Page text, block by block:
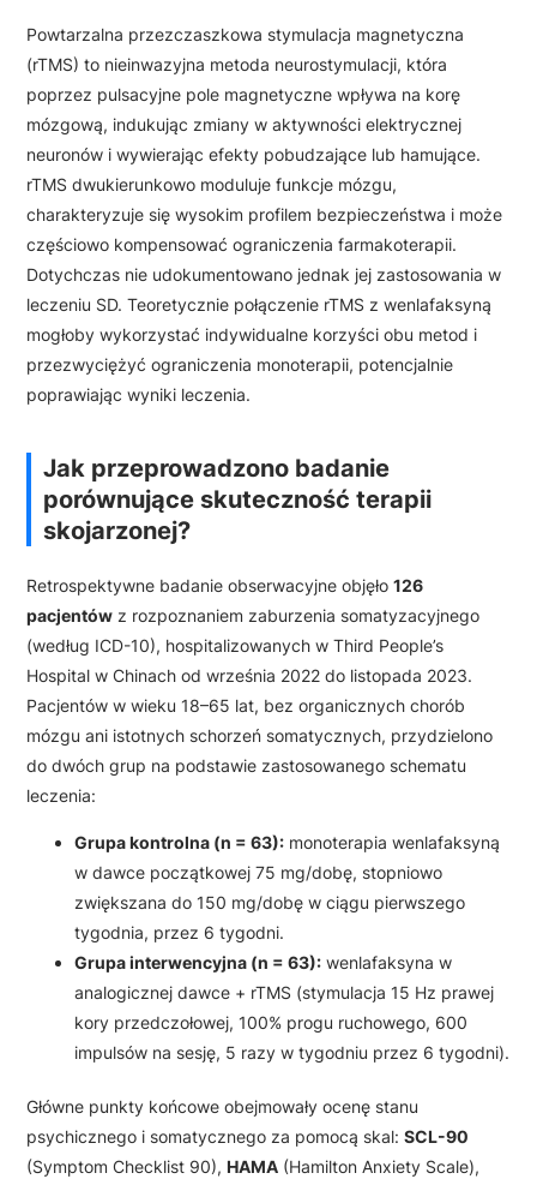
Powtarzalna przezczaszkowa stymulacja magnetyczna
(rTMS) to nieinwazyjna metoda neurostymulacji, która
poprzez pulsacyjne pole magnetyczne wpływa na korę
mózgową, indukując zmiany w aktywności elektrycznej
neuronów i wywierając efekty pobudzające lub hamujące.
rTMS dwukierunkowo moduluje funkcje mózgu,
charakteryzuje się wysokim profilem bezpieczeństwa i może
częściowo kompensować ograniczenia farmakoterapii.
Dotychczas nie udokumentowano jednak jej zastosowania w
leczeniu SD. Teoretycznie połączenie rTMS z wenlafaksyną
mogłoby wykorzystać indywidualne korzyści obu metod i
przezwyciężyć ograniczenia monoterapii, potencjalnie
poprawiając wyniki leczenia.
Jak przeprowadzono badanie
porównujące skuteczność terapii
skojarzonej?
Retrospektywne badanie obserwacyjne objęło 126
pacjentów z rozpoznaniem zaburzenia somatyzacyjnego
(według ICD-10), hospitalizowanych w Third People’s
Hospital w Chinach od września 2022 do listopada 2023.
Pacjentów w wieku 18–65 lat, bez organicznych chorób
mózgu ani istotnych schorzeń somatycznych, przydzielono
do dwóch grup na podstawie zastosowanego schematu
leczenia:
Grupa kontrolna (n = 63): monoterapia wenlafaksyną
w dawce początkowej 75 mg/dobę, stopniowo
zwiększana do 150 mg/dobę w ciągu pierwszego
tygodnia, przez 6 tygodni.
Grupa interwencyjna (n = 63): wenlafaksyna w
analogicznej dawce + rTMS (stymulacja 15 Hz prawej
kory przedczołowej, 100% progu ruchowego, 600
impulsów na sesję, 5 razy w tygodniu przez 6 tygodni).
Główne punkty końcowe obejmowały ocenę stanu
psychicznego i somatycznego za pomocą skal: SCL-90
(Symptom Checklist 90), HAMA (Hamilton Anxiety Scale),